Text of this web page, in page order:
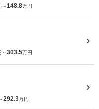
～148.8万円
～303.5万円
292.3万円